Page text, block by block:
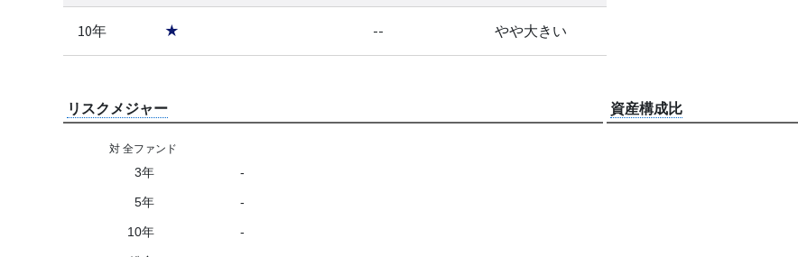
10年 ★ -- やや大きい
リスクメジャー
対 全ファンド
3年 -
5年 -
10年 -
資産構成比